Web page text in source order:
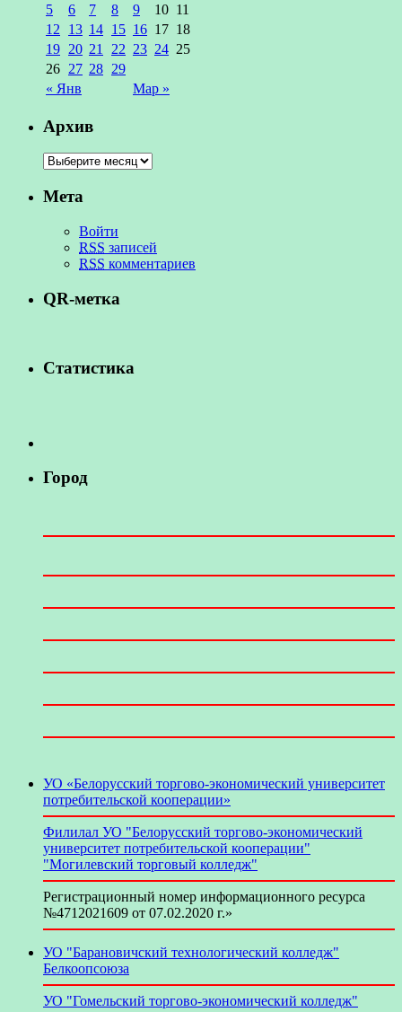
« Янв Мар »
5
6 7 8 9 10 11
12
13 14 15 16 17 18
19 20 21 22 23 24 25
26 27 28 29
Архив
Мета
Войти
RSS записей
RSS комментариев
QR-метка
Статистика
Город
УО «Белорусский торгово-экономический университет
потребительской кооперации»
Филилал УО "Белорусский торгово-экономический
университет потребительской кооперации"
"Могилевский торговый колледж"
Регистрационный номер информационного ресурса
№4712021609 от 07.02.2020 г.»
УО "Барановичский технологический колледж"
Белкоопсоюза
УО "Гомельский торгово-экономический колледж"